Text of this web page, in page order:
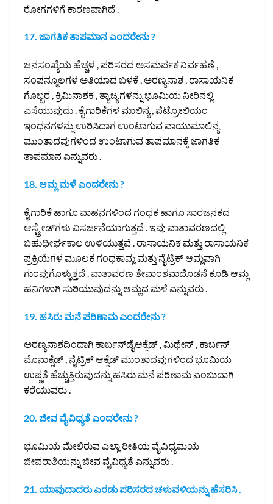
ರೋಗಗಳಿಗೆ ಕಾರಣವಾಗಿದೆ .
17. ಜಾಗತಿಕ ತಾಪಮಾನ ಎಂದರೇನು ?
ಜನಸಂಖ್ಯೆಯ ಹೆಚ್ಚಳ , ಪರಿಸರದ ಅಸಮರ್ಪಕ ನಿರ್ವಹಣೆ ,
ಸಂಪನ್ಮೂಲಗಳ ಅತಿಯಾದ ಬಳಕೆ , ಅರಣ್ಯನಾಶ , ರಾಸಾಯನಿಕ
ಗೊಬ್ಬರ , ಕ್ರಿಮಿನಾಶಕ , ತ್ಯಾಜ್ಯಗಳನ್ನು ಭೂಮಿಯ ನೀರಿನಲ್ಲಿ
ಎಸೆಯುವುದು . ಕೈಗಾರಿಕೆಗಳ ಮಾಲಿನ್ಯ , ಪೆಟ್ರೋಲಿಯಂ
ಇಂಧನಗಳನ್ನು ಉರಿಸಿದಾಗ ಉಂಟಾಗುವ ವಾಯುಮಾಲಿನ್ಯ
ಮುಂತಾದವುಗಳಿಂದ ಉಂಟಾಗುವ ತಾಪಮಾನಕ್ಕೆ ಜಾಗತಿಕ
ತಾಪಮಾನ ಎನ್ನುವರು .
18. ಆಮ್ಲ ಮಳೆ ಎಂದರೇನು ?
ಕೈಗಾರಿಕೆ ಹಾಗೂ ವಾಹನಗಳಿಂದ ಗಂಧಕ ಹಾಗೂ ಸಾರಜನಕದ
ಆಸ್ಟ್ರೇಡ್‌ಗಳು ವಿಸರ್ಜನೆಯಾಗುತ್ತದೆ . ಇವು ವಾತಾವರಣದಲ್ಲಿ
ಬಹುಧೀರ್ಘಕಾಲ ಉಳಿಯುತ್ತವೆ . ರಾಸಾಯನಿಕ ಮತ್ತು ರಾಸಾಯನಿಕ
ಪ್ರಕ್ರಿಯೆಗಳ ಮೂಲಕ ಗಂಧಕಾಮ್ಲ ಮತ್ತು ನೈಟ್ರಿಕ್ ಆಮ್ಲವಾಗಿ
ಗುಂಪುಗೊಳ್ಳುತ್ತದೆ . ವಾತಾವರಣ ತೇವಾಂಶವಾದೊಡನೆ ಕೂಡಿ ಆಮ್ಲ
ಹನಿಗಳಾಗಿ ಸುರಿಯುವುದನ್ನು ಆಮ್ಲದ ಮಳೆ ಎನ್ನುವರು .
19. ಹಸಿರು ಮನೆ ಪರಿಣಾಮ ಎಂದರೇನು ?
ಅರಣ್ಯನಾಶದಿಂದಾಗಿ ಕಾರ್ಬನ್‌ಡೈಆಕ್ಸೆಡ್ , ಮಿಥೇನ್ , ಕಾರ್ಬನ್
ಮೊನಾಕ್ಸೆಡ್ , ನೈಟ್ರಿಕ್ ಆಕ್ಸೆಡ್ ಮುಂತಾದವುಗಳಿಂದ ಭೂಮಿಯ
ಉಷ್ಣತೆ ಹೆಚ್ಚುತ್ತಿರುವುದನ್ನು ಹಸಿರು ಮನೆ ಪರಿಣಾಮ ಎಂಬುದಾಗಿ
ಕರೆಯುವರು .
20. ಜೀವ ವೈವಿಧ್ಯತೆ ಎಂದರೇನು ?
ಭೂಮಿಯ ಮೇಲಿರುವ ಎಲ್ಲಾ ರೀತಿಯ ವೈವಿಧ್ಯಮಯ
ಜೀವರಾಶಿಯನ್ನು ಜೀವ ವೈವಿಧ್ಯತೆ ಎನ್ನುವರು .
21. ಯಾವುದಾದರು ಎರಡು ಪರಿಸರದ ಚಳುವಳಿಯನ್ನು ಹೆಸರಿಸಿ .